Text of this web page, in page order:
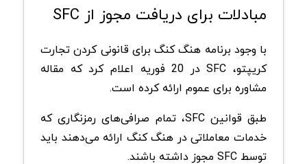
مبادلات برای دریافت مجوز از SFC
با وجود برنامه هنگ کنگ برای قانونی کردن تجارت
کریپتو، SFC در 20 فوریه اعلام کرد که مقاله‌
مشاوره برای عموم ارائه کرده است.
طبق قوانین SFC، تمام صرافی‌های رمزنگاری که
خدمات معاملاتی در هنگ کنگ ارائه می‌دهند باید
توسط SFC مجوز داشته باشند.